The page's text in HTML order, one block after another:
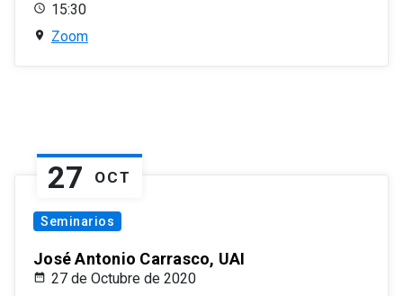
15:30
Zoom
27 OCT
Seminarios
José Antonio Carrasco, UAI
27 de Octubre de 2020